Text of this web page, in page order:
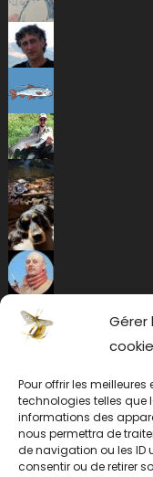
Gérer
Pour offrir les
technologies telles que
informations des
nous permettra de
de navigation ou les ID
consentir ou de retirer